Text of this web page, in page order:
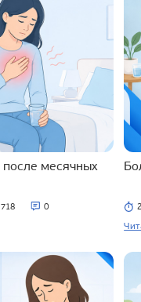
после месячных
718 0